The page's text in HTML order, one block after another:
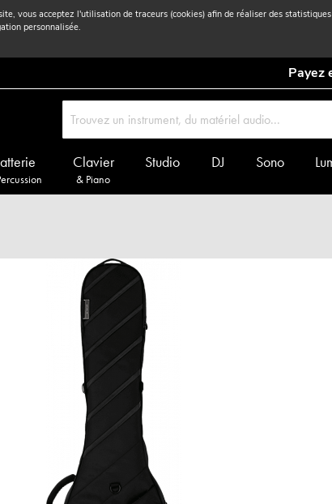
vous acceptez l'utilisation de traceurs (cookies) afin de réaliser des
personnalisée.
Payez
Clavier
& Piano
Studio DJ Sono